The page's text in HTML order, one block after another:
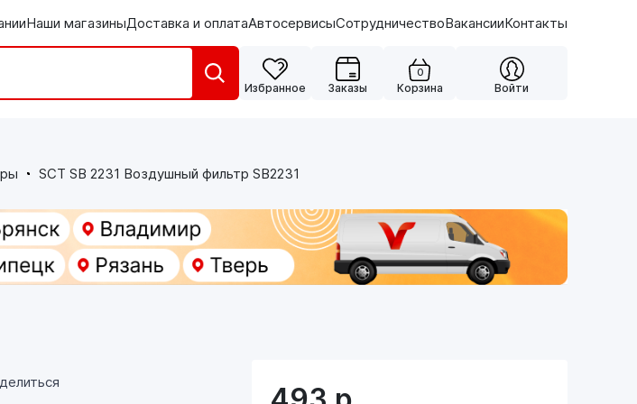
Наши магазиныДоставка и оплатаАвтосервисыСотрудничествоВакансииКонтакты
Избранное Заказы
0
Корзина Войти
SCT SB 2231 Воздушный фильтр SB2231